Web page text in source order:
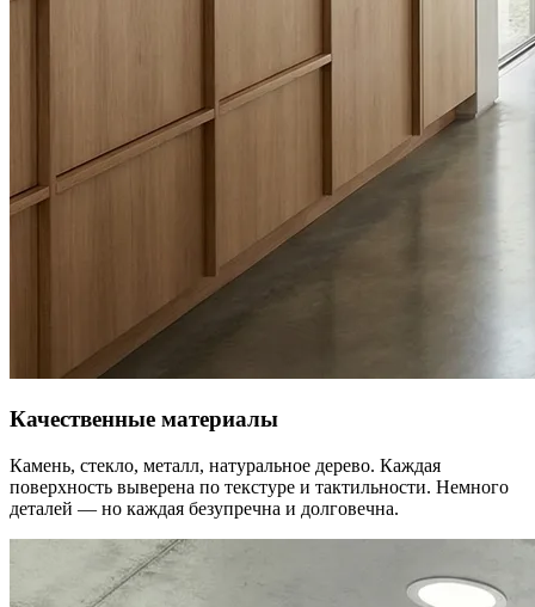
Качественные материалы
Камень, стекло, металл, натуральное дерево. Каждая
поверхность выверена по текстуре и тактильности. Немного
деталей — но каждая безупречна и долговечна.